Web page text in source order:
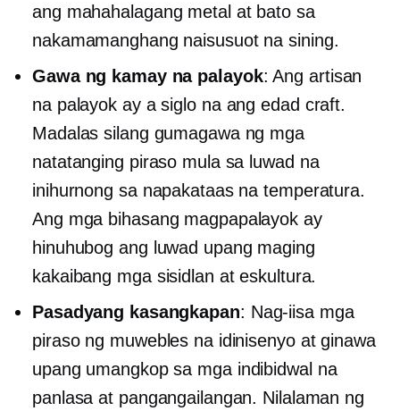
ang mahahalagang metal at bato sa
nakamamanghang naisusuot na sining.
Gawa ng kamay na palayok: Ang artisan
na palayok ay asiglo na ang edad craft.
Madalas silang gumagawa ng mga
natatanging piraso mula sa luwad na
inihurnong sa napakataas na temperatura.
Ang mga bihasang magpapalayok ay
hinuhubog ang luwad upang maging
kakaibang mga sisidlan at eskultura.
Pasadyang kasangkapan: Nag-iisamga
piraso ng muwebles na idinisenyo at ginawa
upang umangkop sa mga indibidwal na
panlasa at pangangailangan. Nilalaman ng